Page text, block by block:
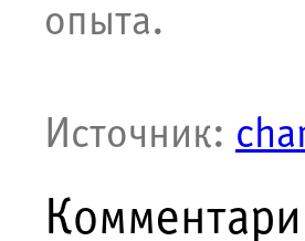
опыта.
Источник: